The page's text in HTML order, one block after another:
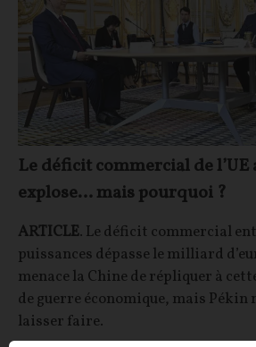
Le déficit commercial de l’UE
explose… mais pourquoi ?
ARTICLE. Le déficit commercial
puissances dépasse le milliard
menace la Chine de répliquer à
de guerre économique, mais Pékin
laisser faire.